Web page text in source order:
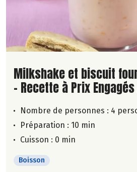
Lire la suite de la
Milkshake et biscuit
- Recette à Prix
Nombre de personnes : 4
Préparation : 10 min
Cuisson : 0 min
Boisson